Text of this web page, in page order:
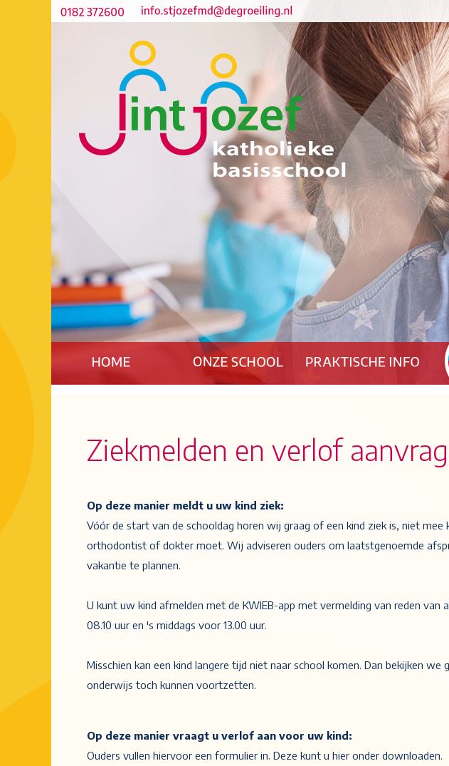
Ziekmelden en verlof
Op deze manier meldt u uw kind ziek:
Vóór de start van de schooldag horen wij graag of een kind ziek is, niet mee
orthodontist of dokter moet. Wij adviseren ouders om laatstgenoemde
vakantie te plannen.
U kunt uw kind afmelden met de KWIEB-app met vermelding van reden
08.10 uur en 's middags voor 13.00 uur.
Misschien kan een kind langere tijd niet naar school komen. Dan bekijken
onderwijs toch kunnen voortzetten.
Op deze manier vraagt u verlof aan voor uw kind:
Ouders vullen hiervoor een formulier in. Deze kunt u hier onder downloaden.